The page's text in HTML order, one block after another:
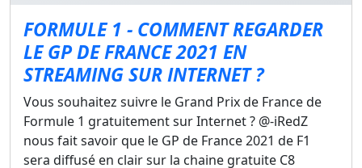
FORMULE 1 - COMMENT REGARDER
LE GP DE FRANCE 2021 EN
STREAMING SUR INTERNET ?
Vous souhaitez suivre le Grand Prix de France de
Formule 1 gratuitement sur Internet ? @-iRedZ
nous fait savoir que le GP de France 2021 de F1
sera diffusé en clair sur la chaine gratuite C8